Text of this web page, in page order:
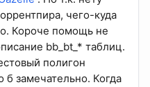
чего-куда
Короче помощь не
bb_bt_* таблиц.
полигон
б замечательно. Когда